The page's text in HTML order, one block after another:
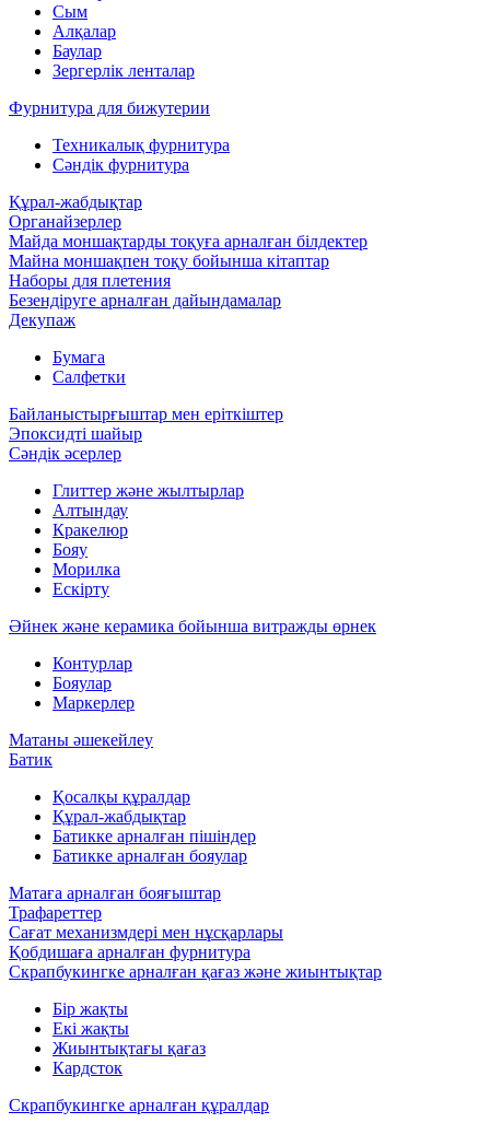
Сым
Алқалар
Баулар
Зергерлік ленталар
Фурнитура для бижутерии
Техникалық фурнитура
Сәндік фурнитура
Құрал-жабдықтар
Органайзерлер
Майда моншақтарды тоқуға арналған білдектер
Майна моншақпен тоқу бойынша кітаптар
Наборы для плетения
Безендіруге арналған дайындамалар
Декупаж
Бумага
Салфетки
Байланыстырғыштар мен еріткіштер
Эпоксидті шайыр
Сәндік әсерлер
Глиттер және жылтырлар
Алтындау
Кракелюр
Бояу
Морилка
Ескірту
Әйнек және керамика бойынша витражды өрнек
Контурлар
Бояулар
Маркерлер
Матаны әшекейлеу
Батик
Қосалқы құралдар
Құрал-жабдықтар
Батикке арналған пішіндер
Батикке арналған бояулар
Матаға арналған бояғыштар
Трафареттер
Сағат механизмдері мен нұсқарлары
Қобдишаға арналған фурнитура
Скрапбукингке арналған қағаз және жиынтықтар
Бір жақты
Екі жақты
Жиынтықтағы қағаз
Кардсток
Скрапбукингке арналған құралдар